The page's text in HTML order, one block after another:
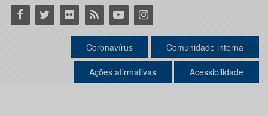
Facebook
Twitter Flickr RSS YoutubeInstagram
Coronavírus Comunidade interna
Ações afirmativas Acessibilidade